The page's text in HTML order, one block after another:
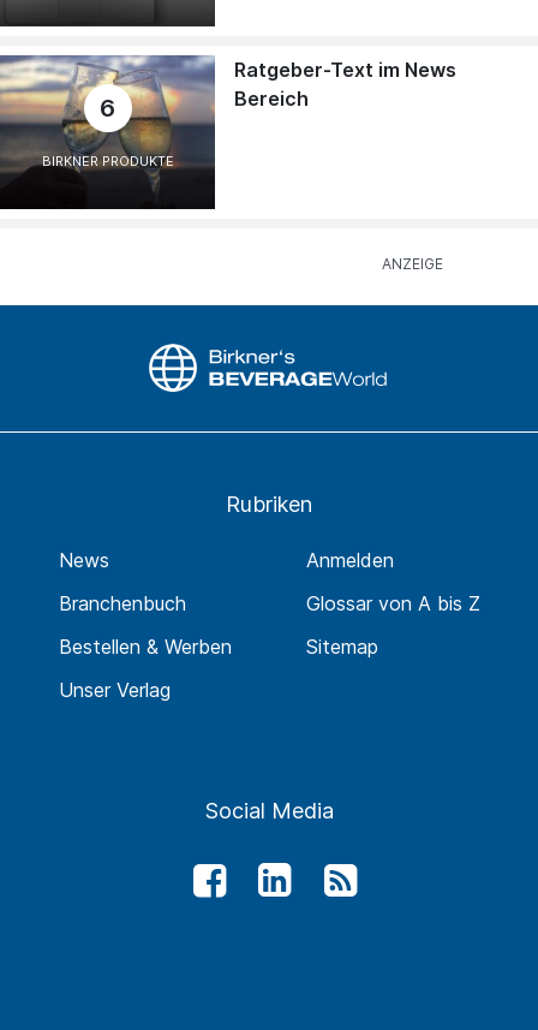
6
BIRKNER PRODUKTE
Ratgeber-Text im News
Bereich
Rubriken
News
Branchenbuch
Bestellen & Werben
Unser Verlag
Anmelden
Glossar von A bis Z
Sitemap
Social Media